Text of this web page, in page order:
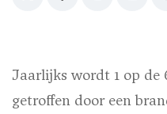
Jaarlijks wordt 1 op de
getroffen door een